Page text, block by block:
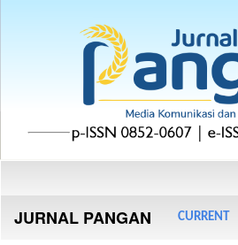
Content
JURNAL PANGAN CURRENT